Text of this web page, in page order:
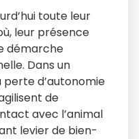
toute leur
leur présence
démarche
Dans un
perte d’autonomie
de
avec l’animal
levier de bien-